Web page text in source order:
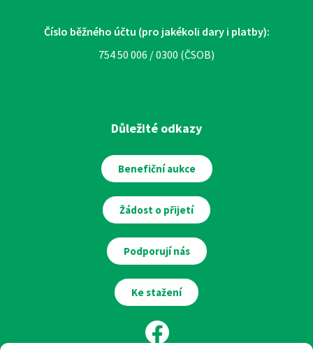
Číslo běžného účtu (pro jakékoli dary i platby):
754 50 006 / 0300 (ČSOB)
Důležité odkazy
Benefiční aukce
Žádost o přijetí
Podporují nás
Ke stažení